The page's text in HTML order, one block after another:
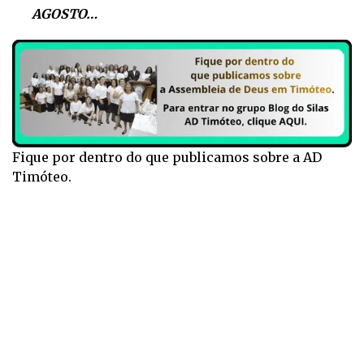
AGOSTO…
Fique por dentro do que publicamos sobre a AD
Timóteo.